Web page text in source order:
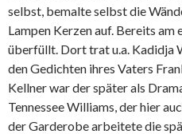
selbst, bemalte selbst die
Lampen Kerzen auf. Bereits
überfüllt. Dort trat u.a. Kadidja
den Gedichten ihres Vaters
Kellner war der später als
Tennessee Williams, der hier
der Garderobe arbeitete die